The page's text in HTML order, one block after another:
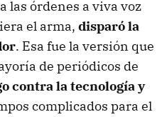
las órdenes a viva voz
el arma, disparó la
. Esa fue la versión que
de periódicos de
contra la tecnología y
complicados para el